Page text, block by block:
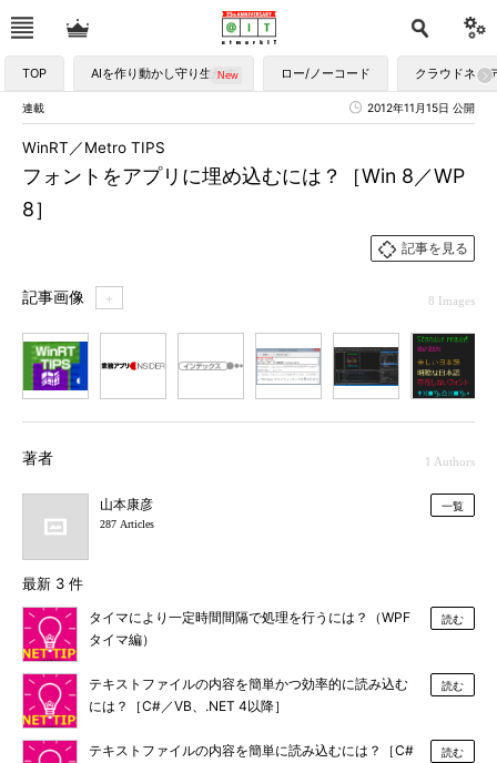
TOP AIを作り動かし守り生かす ロー/ノーコード クラウドネイ
連載 2012年11月15日 公開
フォントをアプリに埋め込むには？［Win 8／WP
8］
WinRT／Metro TIPS
記事を見る
記事画像 ＋ 8 Images
著者 1 Authors
山本康彦
287 Articles
一覧
最新 3 件
タイマにより一定時間間隔で処理を行うには？（WPF
タイマ編）
読む
テキストファイルの内容を簡単かつ効率的に読み込む
には？［C#／VB、.NET 4以降］
読む
テキストファイルの内容を簡単に読み込むには？［C#
読む